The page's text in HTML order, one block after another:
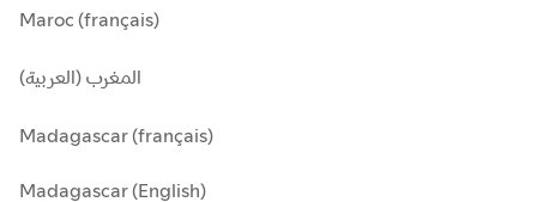
Maroc (français)
المغرب (العربية)
Madagascar (français)
Madagascar (English)